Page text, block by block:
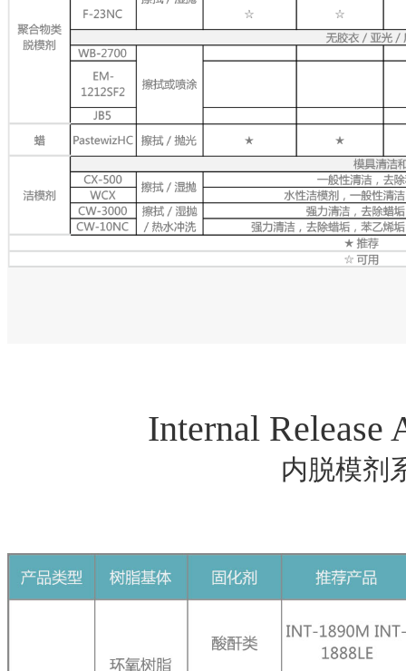
Internal Release
内脱模剂